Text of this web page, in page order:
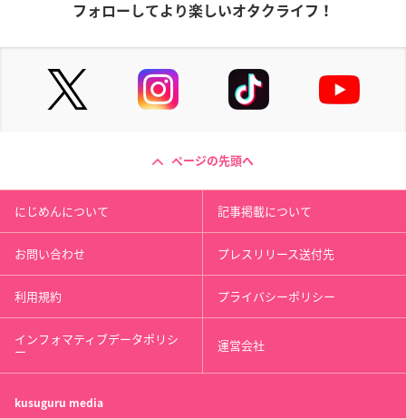
フォローしてより楽しいオタクライフ！
ページの先頭へ
にじめんについて 記事掲載について
お問い合わせ プレスリリース送付先
利用規約 プライバシーポリシー
インフォマティブデータポリシ
ー 運営会社
kusuguru media